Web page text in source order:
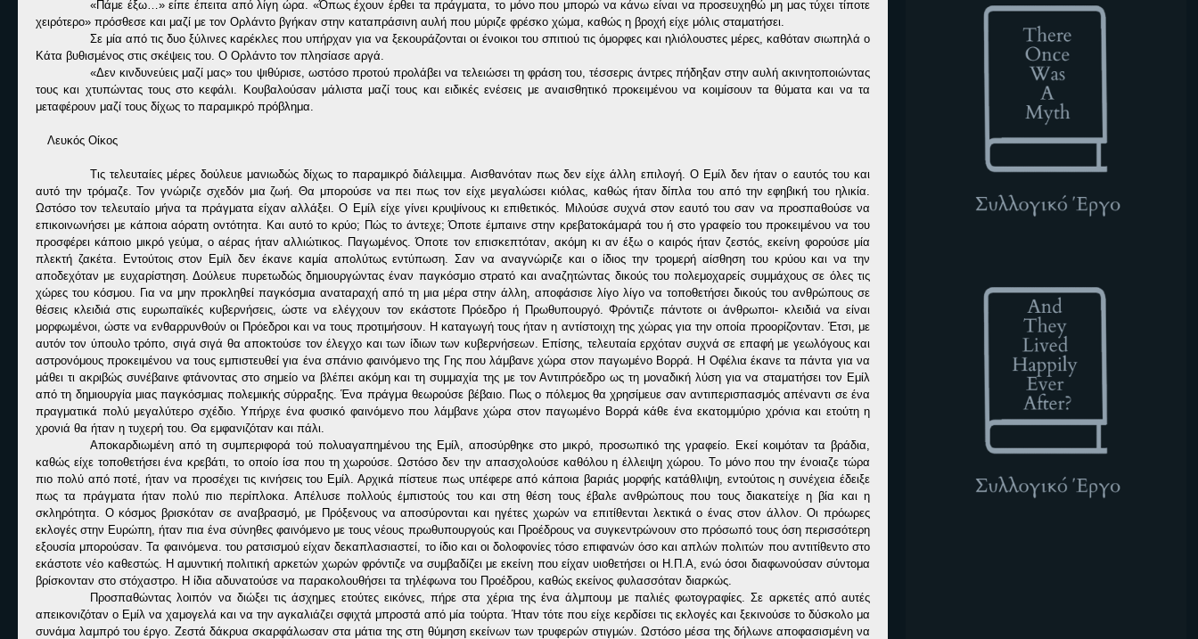
«Πάμε έξω…» είπε έπειτα από λίγη ώρα. «Όπως έχουν έρθει τα πράγματα, το μόνο που μπορώ να κάνω είναι να προσευχηθώ μη μας τύχει τίποτε
χειρότερο» πρόσθεσε και μαζί με τον Ορλάντο βγήκαν στην καταπράσινη αυλή που μύριζε φρέσκο χώμα, καθώς η βροχή είχε μόλις σταματήσει.
Σε μία από τις δυο ξύλινες καρέκλες που υπήρχαν για να ξεκουράζονται οι ένοικοι του σπιτιού τις όμορφες και ηλιόλουστες μέρες, καθόταν σιωπηλά ο
Κάτα βυθισμένος στις σκέψεις του. Ο Ορλάντο τον πλησίασε αργά.
«Δεν κινδυνεύεις μαζί μας» του ψιθύρισε, ωστόσο προτού προλάβει να τελειώσει τη φράση του, τέσσερις άντρες πήδηξαν στην αυλή ακινητοποιώντας
τους και χτυπώντας τους στο κεφάλι. Κουβαλούσαν μάλιστα μαζί τους και ειδικές ενέσεις με αναισθητικό προκειμένου να κοιμίσουν τα θύματα και να τα
μεταφέρουν μαζί τους δίχως το παραμικρό πρόβλημα.
Λευκός Οίκος
Τις τελευταίες μέρες δούλευε μανιωδώς δίχως το παραμικρό διάλειμμα. Αισθανόταν πως δεν είχε άλλη επιλογή. Ο Εμίλ δεν ήταν ο εαυτός του και
αυτό την τρόμαζε. Τον γνώριζε σχεδόν μια ζωή. Θα μπορούσε να πει πως τον είχε μεγαλώσει κιόλας, καθώς ήταν δίπλα του από την εφηβική του ηλικία.
Ωστόσο τον τελευταίο μήνα τα πράγματα είχαν αλλάξει. Ο Εμίλ είχε γίνει κρυψίνους κι επιθετικός. Μιλούσε συχνά στον εαυτό του σαν να προσπαθούσε να
επικοινωνήσει με κάποια αόρατη οντότητα. Και αυτό το κρύο; Πώς το άντεχε; Όποτε έμπαινε στην κρεβατοκάμαρά του ή στο γραφείο του προκειμένου να του
προσφέρει κάποιο μικρό γεύμα, ο αέρας ήταν αλλιώτικος. Παγωμένος. Όποτε τον επισκεπτόταν, ακόμη κι αν έξω ο καιρός ήταν ζεστός, εκείνη φορούσε μία
πλεκτή ζακέτα. Εντούτοις στον Εμίλ δεν έκανε καμία απολύτως εντύπωση. Σαν να αναγνώριζε και ο ίδιος την τρομερή αίσθηση του κρύου και να την
αποδεχόταν με ευχαρίστηση. Δούλευε πυρετωδώς δημιουργώντας έναν παγκόσμιο στρατό και αναζητώντας δικούς του πολεμοχαρείς συμμάχους σε όλες τις
χώρες του κόσμου. Για να μην προκληθεί παγκόσμια αναταραχή από τη μια μέρα στην άλλη, αποφάσισε λίγο λίγο να τοποθετήσει δικούς του ανθρώπους σε
θέσεις κλειδιά στις ευρωπαϊκές κυβερνήσεις, ώστε να ελέγχουν τον εκάστοτε Πρόεδρο ή Πρωθυπουργό. Φρόντιζε πάντοτε οι άνθρωποι- κλειδιά να είναι
μορφωμένοι, ώστε να ενθαρρυνθούν οι Πρόεδροι και να τους προτιμήσουν. Η καταγωγή τους ήταν η αντίστοιχη της χώρας για την οποία προορίζονταν. Έτσι, με
αυτόν τον ύπουλο τρόπο, σιγά σιγά θα αποκτούσε τον έλεγχο και των ίδιων των κυβερνήσεων. Επίσης, τελευταία ερχόταν συχνά σε επαφή με γεωλόγους και
αστρονόμους προκειμένου να τους εμπιστευθεί για ένα σπάνιο φαινόμενο της Γης που λάμβανε χώρα στον παγωμένο Βορρά. Η Οφέλια έκανε τα πάντα για να
μάθει τι ακριβώς συνέβαινε φτάνοντας στο σημείο να βλέπει ακόμη και τη συμμαχία της με τον Αντιπρόεδρο ως τη μοναδική λύση για να σταματήσει τον Εμίλ
από τη δημιουργία μιας παγκόσμιας πολεμικής σύρραξης. Ένα πράγμα θεωρούσε βέβαιο. Πως ο πόλεμος θα χρησίμευε σαν αντιπερισπασμός απέναντι σε ένα
πραγματικά πολύ μεγαλύτερο σχέδιο. Υπήρχε ένα φυσικό φαινόμενο που λάμβανε χώρα στον παγωμένο Βορρά κάθε ένα εκατομμύριο χρόνια και ετούτη η
χρονιά θα ήταν η τυχερή του. Θα εμφανιζόταν και πάλι.
Αποκαρδιωμένη από τη συμπεριφορά τού πολυαγαπημένου της Εμίλ, αποσύρθηκε στο μικρό, προσωπικό της γραφείο. Εκεί κοιμόταν τα βράδια,
καθώς είχε τοποθετήσει ένα κρεβάτι, το οποίο ίσα που τη χωρούσε. Ωστόσο δεν την απασχολούσε καθόλου η έλλειψη χώρου. Το μόνο που την ένοιαζε τώρα
πιο πολύ από ποτέ, ήταν να προσέχει τις κινήσεις του Εμίλ. Αρχικά πίστευε πως υπέφερε από κάποια βαριάς μορφής κατάθλιψη, εντούτοις η συνέχεια έδειξε
πως τα πράγματα ήταν πολύ πιο περίπλοκα. Απέλυσε πολλούς έμπιστούς του και στη θέση τους έβαλε ανθρώπους που τους διακατείχε η βία και η
σκληρότητα. Ο κόσμος βρισκόταν σε αναβρασμό, με Πρόξενους να αποσύρονται και ηγέτες χωρών να επιτίθενται λεκτικά ο ένας στον άλλον. Οι πρόωρες
εκλογές στην Ευρώπη, ήταν πια ένα σύνηθες φαινόμενο με τους νέους πρωθυπουργούς και Προέδρους να συγκεντρώνουν στο πρόσωπό τους όση περισσότερη
εξουσία μπορούσαν. Τα φαινόμενα. του ρατσισμού είχαν δεκαπλασιαστεί, το ίδιο και οι δολοφονίες τόσο επιφανών όσο και απλών πολιτών που αντιτίθεντο στο
εκάστοτε νέο καθεστώς. Η αμυντική πολιτική αρκετών χωρών φρόντιζε να συμβαδίζει με εκείνη που είχαν υιοθετήσει οι Η.Π.Α, ενώ όσοι διαφωνούσαν σύντομα
βρίσκονταν στο στόχαστρο. Η ίδια αδυνατούσε να παρακολουθήσει τα τηλέφωνα του Προέδρου, καθώς εκείνος φυλασσόταν διαρκώς.
Προσπαθώντας λοιπόν να διώξει τις άσχημες ετούτες εικόνες, πήρε στα χέρια της ένα άλμπουμ με παλιές φωτογραφίες. Σε αρκετές από αυτές
απεικονιζόταν ο Εμίλ να χαμογελά και να την αγκαλιάζει σφιχτά μπροστά από μία τούρτα. Ήταν τότε που είχε κερδίσει τις εκλογές και ξεκινούσε το δύσκολο μα
συνάμα λαμπρό του έργο. Ζεστά δάκρυα σκαρφάλωσαν στα μάτια της στη θύμηση εκείνων των τρυφερών στιγμών. Ωστόσο μέσα της δήλωνε αποφασισμένη να